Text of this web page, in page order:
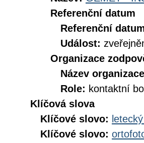
Referenční datum
Referenční
Událost:
Organizace
Název
Role: kontaktní
Klíčová slova
Klíčové slovo:
Klíčové slovo: